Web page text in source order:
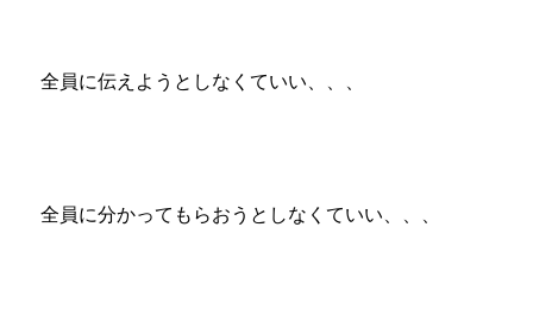
全員に伝えようとしなくていい、、、
全員に分かってもらおうとしなくていい、、、